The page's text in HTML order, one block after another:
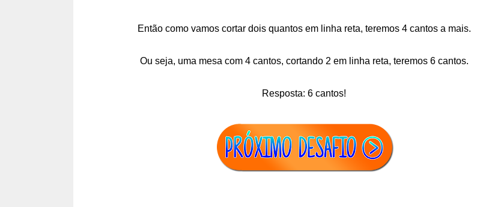
Então como vamos cortar dois quantos em linha reta, teremos 4 cantos a mais.
Ou seja, uma mesa com 4 cantos, cortando 2 em linha reta, teremos 6 cantos.
Resposta: 6 cantos!